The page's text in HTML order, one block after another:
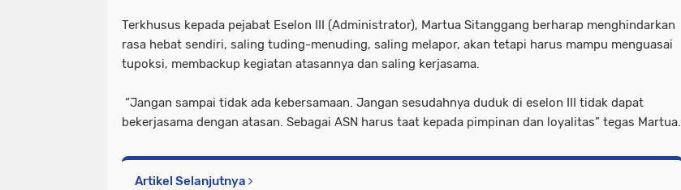
Terkhusus kepada pejabat Eselon III (Administrator), Martua Sitanggang berharap menghindarkan
rasa hebat sendiri, saling tuding-menuding, saling melapor, akan tetapi harus mampu menguasai
tupoksi, membackup kegiatan atasannya dan saling kerjasama.
“Jangan sampai tidak ada kebersamaan. Jangan sesudahnya duduk di eselon III tidak dapat
bekerjasama dengan atasan. Sebagai ASN harus taat kepada pimpinan dan loyalitas” tegas Martua.
Artikel Selanjutnya